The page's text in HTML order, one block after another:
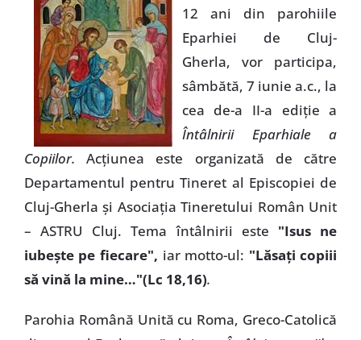
12 ani din parohiile
Eparhiei de Cluj-
Gherla, vor participa,
sâmbătă, 7 iunie a.c., la
cea de-a II-a ediţie a
Întâlnirii Eparhiale a
Copiilor. Acţiunea este organizată de către
Departamentul pentru Tineret al Episcopiei de
Cluj-Gherla şi Asociaţia Tineretului Român Unit
– ASTRU Cluj. Tema întâlnirii este "Isus ne
iubeşte pe fiecare", iar motto-ul: "Lăsaţi copiii
să vină la mine…"(Lc 18,16).
Parohia Română Unită cu Roma, Greco-Catolică